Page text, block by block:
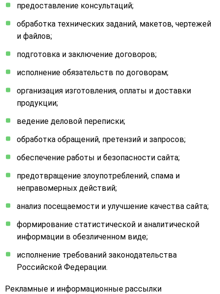
предоставление консультаций;
обработка технических заданий, макетов, чертежей
и файлов;
подготовка и заключение договоров;
исполнение обязательств по договорам;
организация изготовления, оплаты и доставки
продукции;
ведение деловой переписки;
обработка обращений, претензий и запросов;
обеспечение работы и безопасности сайта;
предотвращение злоупотреблений, спама и
неправомерных действий;
анализ посещаемости и улучшение качества сайта;
формирование статистической и аналитической
информации в обезличенном виде;
исполнение требований законодательства
Российской Федерации.
Рекламные и информационные рассылки